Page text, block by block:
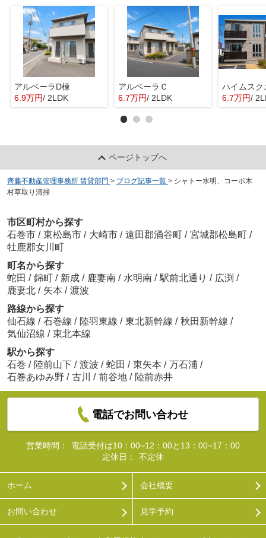
アルベーラD棟
6.9万円/ 2LDK
アルベーラＣ
6.7万円/ 2LDK 6.7万円/
ページトップへ
齊藤不動産管理事務所 賃貸部門 > ブログ記事一覧 > シャトー水明、コーポ木
村草取り清掃
市区町村から探す
石巻市 / 東松島市 / 大崎市 / 遠田郡涌谷町 / 宮城郡松島町
/
牡鹿郡女川町
町名から探す
蛇田 / 錦町 / 新成 / 鹿妻南 / 水明南 / 駅前北通り / 広渕 /
鹿妻北 / 矢本 / 渡波
路線から探す
仙石線 / 石巻線 / 陸羽東線 / 東北新幹線 / 秋田新幹線 /
気仙沼線 / 東北本線
駅から探す
石巻 / 陸前山下 / 渡波 / 蛇田 / 東矢本 / 万石浦 /
石巻あゆみ野 / 古川 / 前谷地 / 陸前赤井
電話でお問い合わせ
営業時間：
電話受付は10：00~12：00と13：00~17：00
定休日：
不定休
ホーム 会社概要
お問い合わせ 見学予約